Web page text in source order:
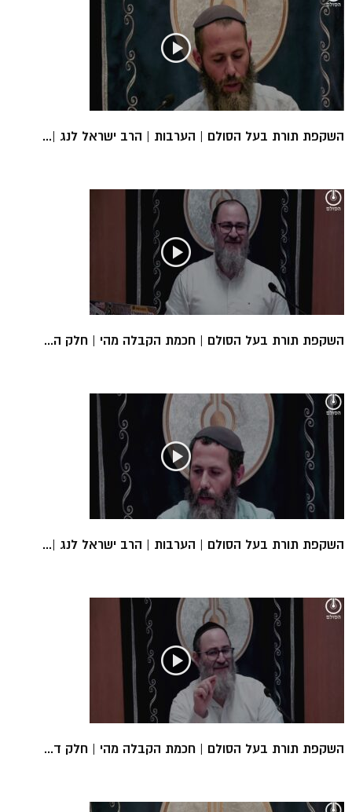
השקפת תורת בעל הסולם | הערבות | הרב ישראל לנג |...
השקפת תורת בעל הסולם | חכמת הקבלה מהי | חלק ה...
השקפת תורת בעל הסולם | הערבות | הרב ישראל לנג |...
השקפת תורת בעל הסולם | חכמת הקבלה מהי | חלק ד...